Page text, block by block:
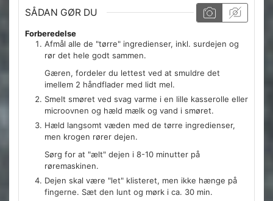
SÅDAN GØR DU
Forberedelse
Afmål alle de "tørre" ingredienser, inkl. surdejen og
rør det hele godt sammen.
Gæren, fordeler du lettest ved at smuldre det
imellem 2 håndflader med lidt mel.
Smelt smøret ved svag varme i en lille kasserolle eller
microovnen og hæld mælk og vand i smøret.
Hæld langsomt væden med de tørre ingredienser,
men krogen rører dejen.
Sørg for at "ælt" dejen i 8-10 minutter på
røremaskinen.
Dejen skal være "let" klisteret, men ikke hænge på
fingerne. Sæt den lunt og mørk i ca. 30 min.